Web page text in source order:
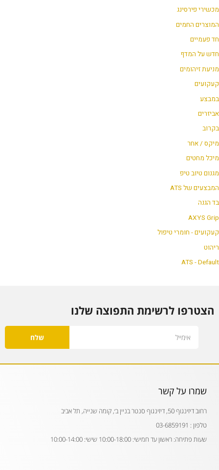
מכשירי פירסינג
המוצרים החמים
חד פעמיים
חדש על המדף
מניעת זיהומים
קעקועים
במבצע
אביזרים
בקרוב
מיקס / אחר
מיכל מחטים
מגנום טיוב טיפ
המבצעים של ATS
בד הגנה
AXYS Grip
קעקועים - חומרי טיפול
ריהוט
ATS - Default
הצטרפו לרשימת התפוצה שלנו
שלח
שמרו על קשר
רחוב דיזינגוף 50, דיזינגוף סנטר בניין ב׳, קומה שנייה, תל אביב
טלפון : 03-6859191
שעות פתיחה: ראשון עד חמישי: 10:00-18:00 שישי: 10:00-14:00